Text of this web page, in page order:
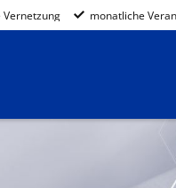
Vernetzung monatliche